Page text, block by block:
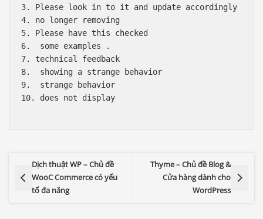
3. Please look in to it and update accordingly
4. no longer removing
5. Please have this checked
6.  some examples .
7. technical feedback
8.  showing a strange behavior
9.  strange behavior
10. does not display
Dịch thuật WP – Chủ đề
WooC Commerce có yếu
tố đa năng
Thyme – Chủ đề Blog &
Cửa hàng dành cho
WordPress